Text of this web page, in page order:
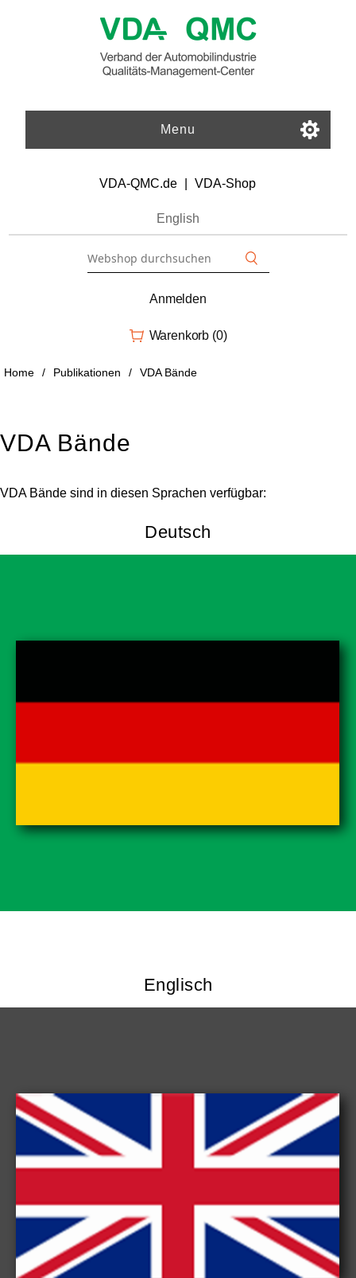
Menu
VDA-QMC.de VDA-Shop
English
Anmelden
Warenkorb (0)
Home / Publikationen / VDA Bände
VDA Bände
VDA Bände sind in diesen Sprachen verfügbar:
Deutsch
Englisch